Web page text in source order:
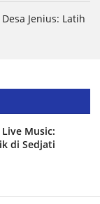
Jenius: Latih
Music:
di Sedjati